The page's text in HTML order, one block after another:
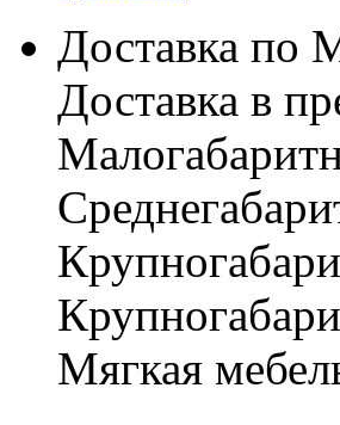
Доставка по
Доставка в
Мягкая